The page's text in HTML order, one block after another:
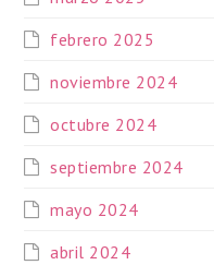
febrero 2025
noviembre 2024
octubre 2024
septiembre 2024
mayo 2024
abril 2024